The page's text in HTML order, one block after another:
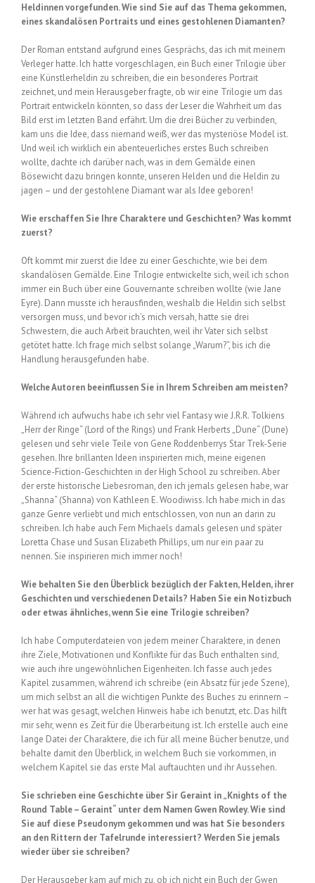
Heldinnen vorgefunden. Wie sind Sie auf das Thema gekommen,
eines skandalösen Portraits und eines gestohlenen Diamanten?
Der Roman entstand aufgrund eines Gesprächs, das ich mit meinem
Verleger hatte. Ich hatte vorgeschlagen, ein Buch einer Trilogie über
eine Künstlerheldin zu schreiben, die ein besonderes Portrait
zeichnet, und mein Herausgeber fragte, ob wir eine Trilogie um das
Portrait entwickeln könnten, so dass der Leser die Wahrheit um das
Bild erst im letzten Band erfährt. Um die drei Bücher zu verbinden,
kam uns die Idee, dass niemand weiß, wer das mysteriöse Model ist.
Und weil ich wirklich ein abenteuerliches erstes Buch schreiben
wollte, dachte ich darüber nach, was in dem Gemälde einen
Bösewicht dazu bringen konnte, unseren Helden und die Heldin zu
jagen – und der gestohlene Diamant war als Idee geboren!
Wie erschaffen Sie Ihre Charaktere und Geschichten? Was kommt
zuerst?
Oft kommt mir zuerst die Idee zu einer Geschichte, wie bei dem
skandalösen Gemälde. Eine Trilogie entwickelte sich, weil ich schon
immer ein Buch über eine Gouvernante schreiben wollte (wie Jane
Eyre). Dann musste ich herausfinden, weshalb die Heldin sich selbst
versorgen muss, und bevor ich’s mich versah, hatte sie drei
Schwestern, die auch Arbeit brauchten, weil ihr Vater sich selbst
getötet hatte. Ich frage mich selbst solange „Warum?“, bis ich die
Handlung herausgefunden habe.
Welche Autoren beeinflussen Sie in Ihrem Schreiben am meisten?
Während ich aufwuchs habe ich sehr viel Fantasy wie J.R.R. Tolkiens
„Herr der Ringe“ (Lord of the Rings) und Frank Herberts „Dune“ (Dune)
gelesen und sehr viele Teile von Gene Roddenberrys Star Trek-Serie
gesehen. Ihre brillanten Ideen inspirierten mich, meine eigenen
Science-Fiction-Geschichten in der High School zu schreiben. Aber
der erste historische Liebesroman, den ich jemals gelesen habe, war
„Shanna“ (Shanna) von Kathleen E. Woodiwiss. Ich habe mich in das
ganze Genre verliebt und mich entschlossen, von nun an darin zu
schreiben. Ich habe auch Fern Michaels damals gelesen und später
Loretta Chase und Susan Elizabeth Phillips, um nur ein paar zu
nennen. Sie inspirieren mich immer noch!
Wie behalten Sie den Überblick bezüglich der Fakten, Helden, ihrer
Geschichten und verschiedenen Details? Haben Sie ein Notizbuch
oder etwas ähnliches, wenn Sie eine Trilogie schreiben?
Ich habe Computerdateien von jedem meiner Charaktere, in denen
ihre Ziele, Motivationen und Konflikte für das Buch enthalten sind,
wie auch ihre ungewöhnlichen Eigenheiten. Ich fasse auch jedes
Kapitel zusammen, während ich schreibe (ein Absatz für jede Szene),
um mich selbst an all die wichtigen Punkte des Buches zu erinnern –
wer hat was gesagt, welchen Hinweis habe ich benutzt, etc. Das hilft
mir sehr, wenn es Zeit für die Überarbeitung ist. Ich erstelle auch eine
lange Datei der Charaktere, die ich für all meine Bücher benutze, und
behalte damit den Überblick, in welchem Buch sie vorkommen, in
welchem Kapitel sie das erste Mal auftauchten und ihr Aussehen.
Sie schrieben eine Geschichte über Sir Geraint in „Knights of the
Round Table – Geraint“ unter dem Namen Gwen Rowley. Wie sind
Sie auf diese Pseudonym gekommen und was hat Sie besonders
an den Rittern der Tafelrunde interessiert? Werden Sie jemals
wieder über sie schreiben?
Der Herausgeber kam auf mich zu, ob ich nicht ein Buch der Gwen